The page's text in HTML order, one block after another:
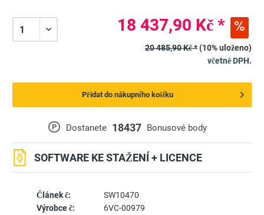
Článek č:
SW10470
Výrobce č:
6VC-00979
P Dostanete 18437 Bonusové body
SOFTWARE KE STAŽENÍ + LICENCE
18 437,90 Kč *
20 485,90 Kč *(10% uloženo)
včetně DPH.
Přidat do nákupního košíku